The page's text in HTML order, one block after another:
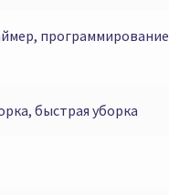
программирование
быстрая уборка